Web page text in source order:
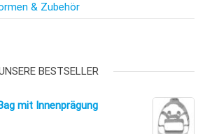
& Zubehör
BESTSELLER
mit Innenprägung